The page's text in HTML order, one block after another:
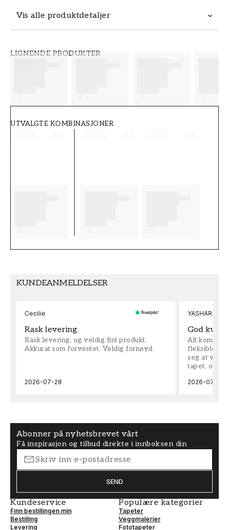
Vis alle produktdetaljer
LIGNENDE PRODUKTER
UTVALGTE KOMBINASJONER
KUNDEANMELDELSER
Cecilie
Rask levering
Rask levering, og veldig fint produkt.
Akkurat som forventet. Veldig fornøyd.
2026-07-28
YASHAR
God
Alt kom
fleksible på
seg at vi
tapet, og
2026-07-04
Abonner på nyhetsbrevet vårt
Få inspirasjon og tilbud direkte i innboksen din
SEND
Kundeservice
Finn bestillingen min
Bestilling
Levering
Populære kategorier
Tapeter
Veggmalerier
Fototapeter